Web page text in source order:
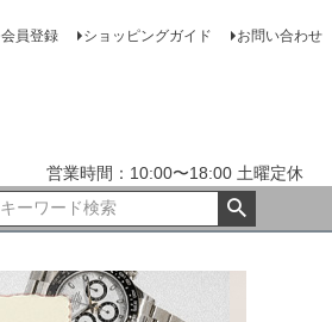
会員登録 ショッピングガイド お問い合わせ
営業時間：10:00〜18:00 土曜定休